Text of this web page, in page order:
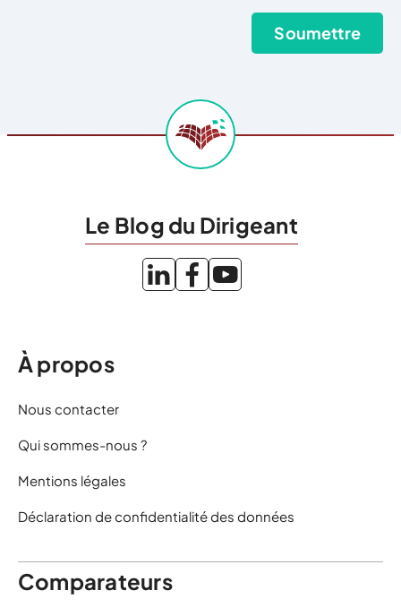
Le Blog du Dirigeant
À propos
Nous contacter
Qui sommes-nous ?
Mentions légales
Déclaration de confidentialité des données
Comparateurs